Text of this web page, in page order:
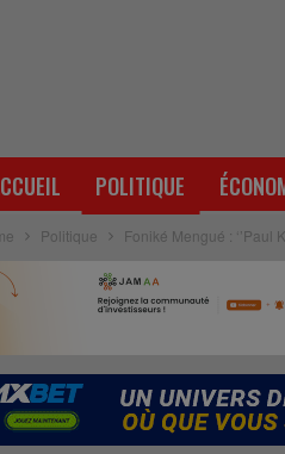
POLITIQUE
Politique Foniké Mengué :